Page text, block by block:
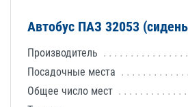
Автобус ПАЗ 32053
Производитель
Посадочные места
Общее число мест